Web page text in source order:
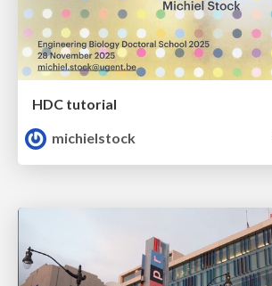
HDC tutorial
michielstock